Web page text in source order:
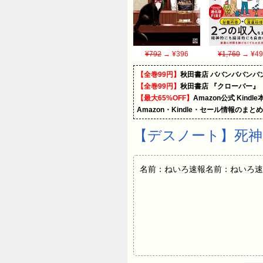
¥792 → ¥396 ¥1,760→
【全巻99円】 秋田書店 ババンババンバ
【全巻99円】 秋田書店 『クローバー』
【最大65%OFF】 Amazon公式 Kindle
Amazon・Kindle・セール情報のまと
【デスノート】死
名前：ねいろ速報名前：ねいろ